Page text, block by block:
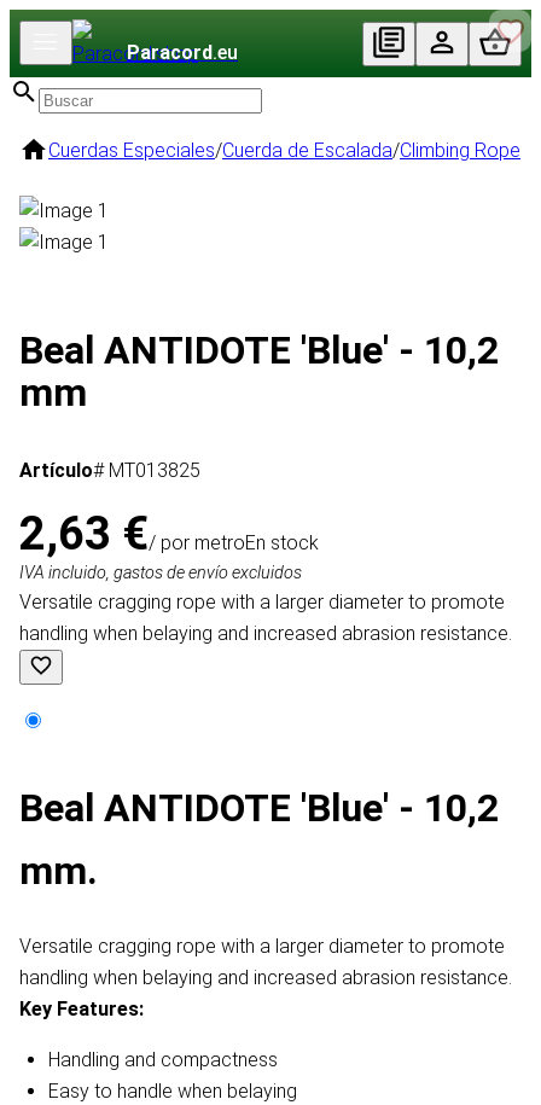
Paracord.eu
Cuerdas Especiales/Cuerda de Escalada/Climbing Rope
Beal ANTIDOTE 'Blue' - 10,2
mm
Artículo# MT013825
2,63 €/ por metroEn stock
IVA incluido, gastos de envío excluidos
Versatile cragging rope with a larger diameter to promote
handling when belaying and increased abrasion resistance.
Beal ANTIDOTE 'Blue' - 10,2
mm.
Versatile cragging rope with a larger diameter to promote
handling when belaying and increased abrasion resistance.
Key Features:
Handling and compactness
Easy to handle when belaying